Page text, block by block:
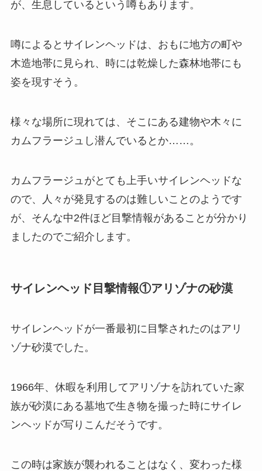
が、生息しているという噂もあります。
噂によるとサイレンヘッドは、おもに地方の町や
木造地帯に見られ、時には乾燥した森林地帯にも
姿を現すそう。
様々な場所に現れては、そこにある建物や木々に
カムフラージュし潜んでいるとか……。
カムフラージュがとても上手いサイレンヘッドな
ので、人々が発見するのは難しいことのようです
が、そんな中2件ほど目撃情報があることが分かり
ましたのでご紹介します。
サイレンヘッド目撃情報①アリゾナの砂漠
サイレンヘッドが一番最初に目撃されたのはアリ
ゾナ砂漠でした。
1966年、休暇を利用してアリゾナを訪れていた家
族が砂漠にある墓地で生き物を撮った時にサイレ
ンヘッドが写りこんだそうです。
この時は家族が襲われることはなく、変わった様